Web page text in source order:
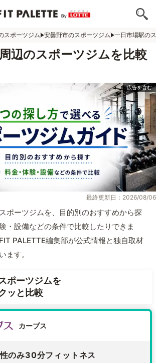
スポーツジム 安曇野市のスポーツジム 一日市場駅の
辺のスポーツジムを比較
最終更新日：2026/08/06
ポーツジムを、目的別のおすすめから探
・設備などの条件で比較したりできま
PALETTE編集部が公式情報と独自取材
ます。
ポーツジムを
ッと比較
カーブス
のみ30分フィットネス